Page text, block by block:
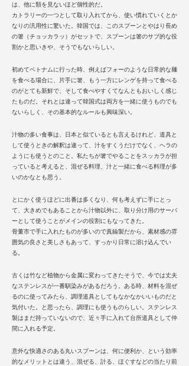
は、他に類を見ないほど個性的だ。
カトラリーの一つとして取り入れてから、使い慣れていくとか
なりの汎用性に驚いた。韓国では、このスプーンとやはり長め
の箸（チョッカラッ）がセットで、スプーンは箸のサブ的な役
割かと思いきや、そうでもないらしい。
初めてベトナムに行った時、例えばフォーのような日常的な麺
を食べる場合に、片手に箸、もう一方にレンゲを持って食べる
のがとても新鮮で、そして食べやすくてなんともおいしく感じ
たものだ。それとは違って韓国式は両方を一緒に使うものでも
ないらしく、その基本的なルールも興味深い。
汁物の多い食事は、日本と似ているとも言えるけれど、道具と
して使うときの解釈は違って、汁をすくうだけでなく、ヘラの
ようにも使うとのこと。私たちが箸でやることをスッカラが担
っていると考えると、混ぜる料理、汁と一緒に食べる料理が多
いのかなとも思う。
とにかく使うほどに出番は多くなり、何も考えずに手にとっ
て、大きめでもあることから汁物以外に、取り分け用のサーバ
ーとして使うことがメインの役割にもなってきた。
骨董市で手に入れたものが多いので真鍮製だから、素材感の雰
囲気の良さと美しさもあって、すっかり日常に溶け込んでい
る。
古くは竹など植物から金属に変わってきたそうで、今では丈夫
なステンレスが一番馴染みがあるだろう。ある時、材料を混ぜ
るのに使ってみたら、調理道具としてもなかなかいいものだと
気付いた。と思ったら、調理にも使うものらしい。ステンレス
製はまだ持っていないので、近々手に入れて台所道具として仲
間に入れる予定。
意外な快適さのある丸いスプーンは、何に便利か、という効率
的なメリットとは違う、混ぜる、計る、ほぐすなどの当たり前